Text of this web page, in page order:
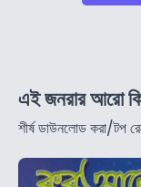
এই জনরার আরো
শীর্ষ ডাউনলোড করা/টপ